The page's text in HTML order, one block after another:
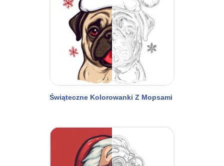
Świąteczne Kolorowanki Z Mopsami